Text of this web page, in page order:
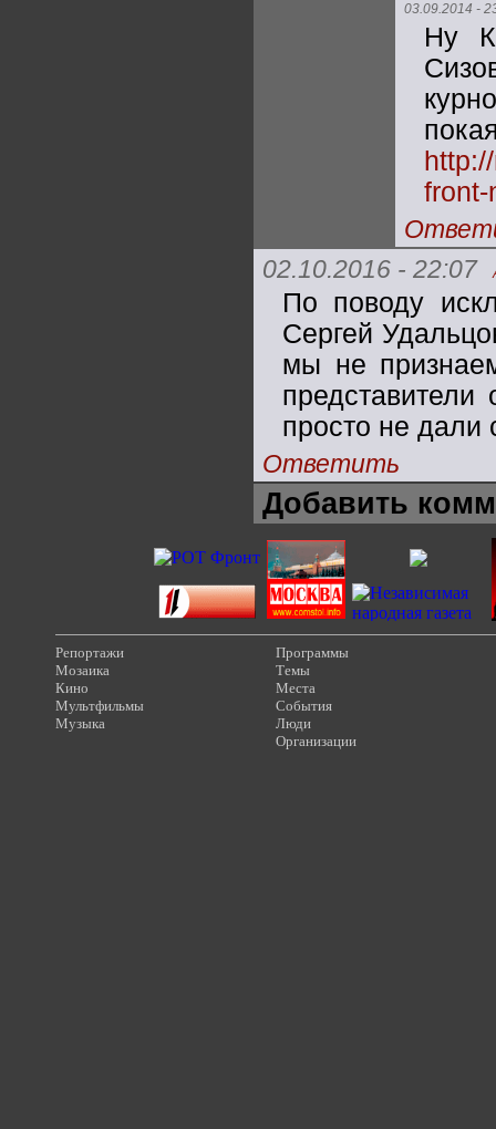
03.09.2014 -
Ну
front-
02.10.2016 - 22:07
По поводу
Сергей
мы не
просто не дали
Ответить
Добавить
Репортажи
Мозаика
Кино
Мультфильмы
Музыка
Программы
Темы
Места
События
Люди
Организации